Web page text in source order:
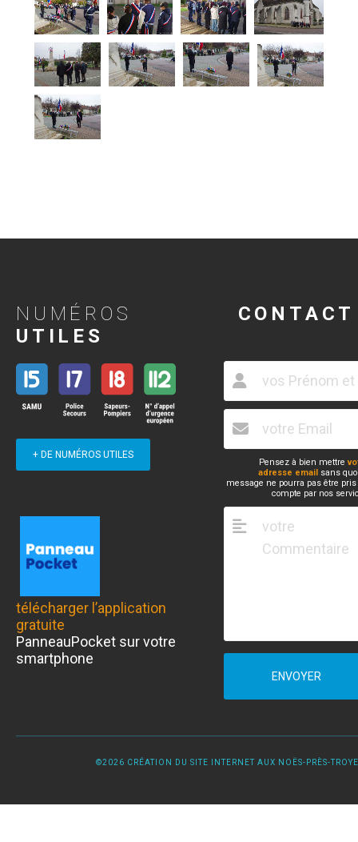
NUMÉROS
UTILES
+ DE NUMÉROS UTILES
télécharger l’application
gratuite
PanneauPocket sur votre
smartphone
CONTACT
Pensez à bien mettre
adresse email sans
message ne pourra pas être
compte par nos
ENVOYER
©2026 CRÉATION DU SITE INTERNET AUX NOËS-PRÈS-